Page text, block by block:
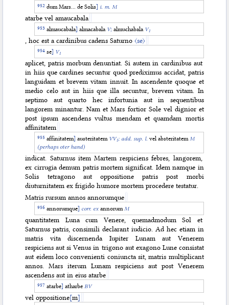
dum Mars... de Solis] i. m. M
atarbe vel amaucabala
almaucabala] almacabala V;almuchabala V1
, hoc est a cardinibus cadens Saturno〈se〉
se] V1
aplicet, patris morbum denuntiat. Si autem in cardinibus aut
in hiis que cardines secuntur quod prediximus accidat, patris
languidam et brevem vitam innuit. In ascendente quoque et
medio celo aut in hiis que illa secuntur, brevem vitam. In
septimo aut quarto hec infortunia aut in sequentibus
langorem minantur. Nam et Mars fortior Sole vel dignior et
post ipsum ascendens vultus mendam et quamdam mortis
affinitatem
affinitatem] austeritatem VV1; add. sup. l. vel absteritatem M
(perhaps oter hand)
indicat. Saturnus item Martem respiciens febres, langorem,
ex cirrugia demum patris mortem significat. Idem namque in
Solis tetragono aut oppositione patris post morbi
diuturnitatem ex frigido humore mortem procedere testatur.
Matris rursum annos annorumque
annorumque] corr. exannorumM
quantitatem Luna cum Venere, quemadmodum Sol et
Saturnus patris, consimili declarant iudicio. Ad hec etiam in
matris vita discernenda Iupiter Lunam aut Venerem
respiciens aut si Venus in trigono aut exagono Lune consistat
aut eidem loco convenienti coniuncta sit, matris multiplicant
annos. Mars iterum Lunam respiciens aut post Venerem
ascendens aut in eius atarbe
atarbe] atharbe BV
vel oppositione[m]